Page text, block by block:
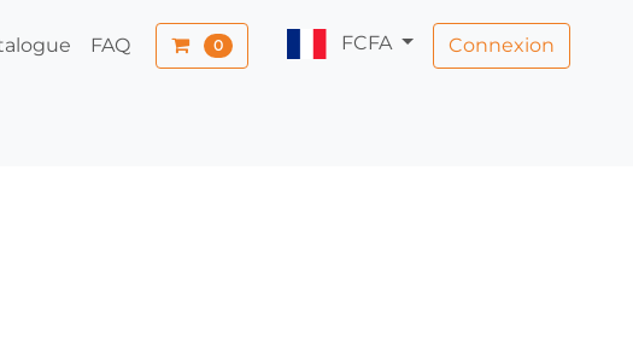
FAQ 0 FCFA Connexion